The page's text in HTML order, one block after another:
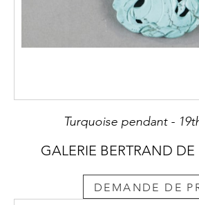
Turquoise pendant -
GALERIE BERTRAND DE
DEMANDE DE